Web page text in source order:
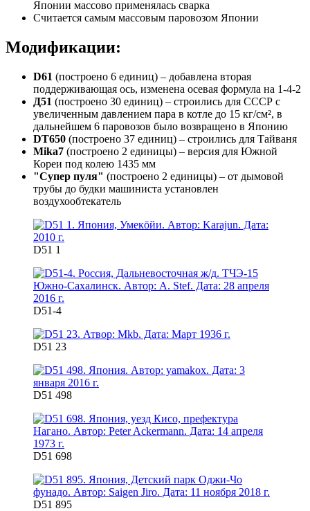
Японии массово применялась сварка
Считается самым массовым паровозом Японии
Модификации:
D61 (построено 6 единиц) – добавлена вторая
поддерживающая ось, изменена осевая формула на 1-4-2
Д51 (построено 30 единиц) – строились для СССР с
увеличенным давлением пара в котле до 15 кг/см², в
дальнейшем 6 паровозов было возвращено в Японию
DT650 (построено 37 единиц) – строились для Тайваня
Mika7 (построено 2 единицы) – версия для Южной
Кореи под колею 1435 мм
"Супер пуля" (построено 2 единицы) – от дымовой
трубы до будки машиниста установлен
воздухообтекатель
D51 1
D51-4
D51 23
D51 498
D51 698
D51 895